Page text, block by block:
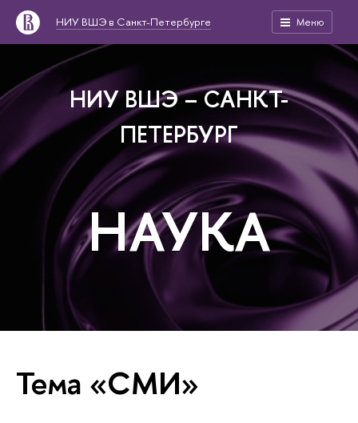
НИУ ВШЭ в Санкт-Петербурге Меню
НИУ ВШЭ – САНКТ-
ПЕТЕРБУРГ
НАУКА
Тема «СМИ»